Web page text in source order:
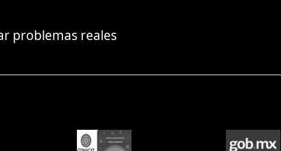
problemas reales